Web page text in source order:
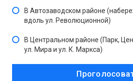
В Автозаводском районе
вдоль ул. Революционной)
В Центральном районе (Парк,
ул. Мира и ул. К. Маркса)